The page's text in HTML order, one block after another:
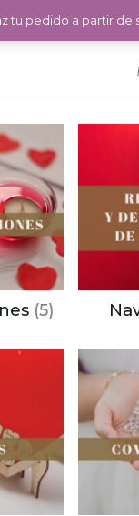
(5)
tu pedido a partir de